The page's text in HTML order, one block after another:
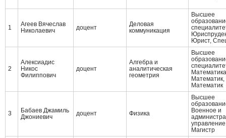
1
Агеев Вячеслав
Николаевич
доцент
Деловая
коммуникация
Высшее
Юрист,
2
Алексиадис
Никос
Филиппович
доцент
Алгебра и
аналитическая
геометрия
Высшее
Математика
Математик,
Математик
3
Бабаев Джамиль
Джониевич
доцент Физика
Высшее
Военное и
управление
Магистр